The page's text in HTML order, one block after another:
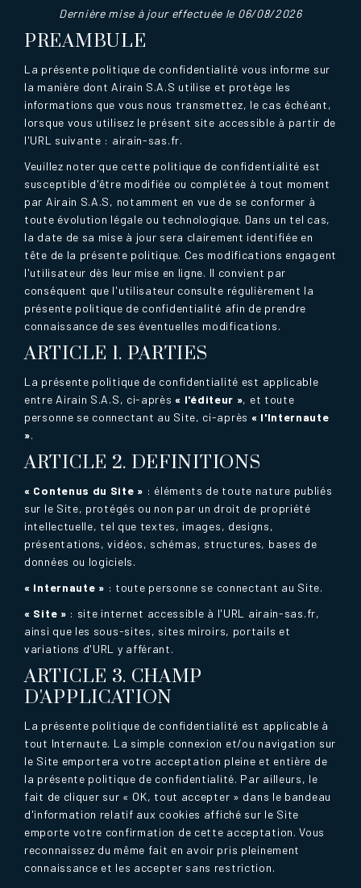
Dernière mise à jour effectuée le 06/08/2026
PREAMBULE
La présente politique de confidentialité vous informe sur
la manière dont Airain S.A.S utilise et protège les
informations que vous nous transmettez, le cas échéant,
lorsque vous utilisez le présent site accessible à partir de
l'URL suivante : airain-sas.fr.
Veuillez noter que cette politique de confidentialité est
susceptible d'être modifiée ou complétée à tout moment
par Airain S.A.S, notamment en vue de se conformer à
toute évolution légale ou technologique. Dans un tel cas,
la date de sa mise à jour sera clairement identifiée en
tête de la présente politique. Ces modifications engagent
l'utilisateur dès leur mise en ligne. Il convient par
conséquent que l'utilisateur consulte régulièrement la
présente politique de confidentialité afin de prendre
connaissance de ses éventuelles modifications.
ARTICLE 1. PARTIES
La présente politique de confidentialité est applicable
entre Airain S.A.S, ci-après« l'éditeur », et toute
personne se connectant au Site, ci-après « l'Internaute
».
ARTICLE 2. DEFINITIONS
« Contenus du Site » : éléments de toute nature publiés
sur le Site, protégés ou non par un droit de propriété
intellectuelle, tel que textes, images, designs,
présentations, vidéos, schémas, structures, bases de
données ou logiciels.
« Internaute » : toute personne se connectant au Site.
« Site » : site internet accessible à l'URL airain-sas.fr,
ainsi que les sous-sites, sites miroirs, portails et
variations d'URL y afférant.
ARTICLE 3. CHAMP
D'APPLICATION
La présente politique de confidentialité est applicable à
tout Internaute. La simple connexion et/ou navigation sur
le Site emportera votre acceptation pleine et entière de
la présente politique de confidentialité. Par ailleurs, le
fait de cliquer sur « OK, tout accepter » dans le bandeau
d'information relatif aux cookies affiché sur le Site
emporte votre confirmation de cette acceptation. Vous
reconnaissez du même fait en avoir pris pleinement
connaissance et les accepter sans restriction.